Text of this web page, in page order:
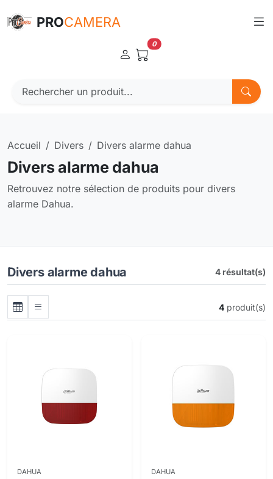
PROCAMERA
0
Accueil Divers Divers alarme dahua
Divers alarme dahua
Retrouvez notre sélection de produits pour divers
alarme Dahua.
Divers alarme dahua 4 résultat(s)
4 produit(s)
DAHUA DAHUA